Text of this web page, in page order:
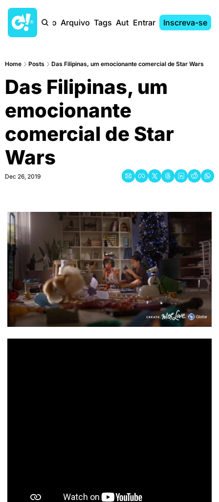
Início Arquivo Tags AutoresEntrar Inscreva-se
Home Posts Das Filipinas, um emocionante comercial de Star Wars
Das Filipinas, um
emocionante
comercial de Star
Wars
Dec 26, 2019